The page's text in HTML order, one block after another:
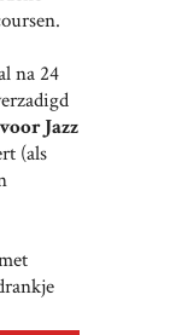
na 24
Jazz
(als